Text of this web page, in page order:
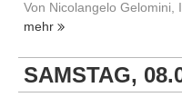
Von Nicolangelo Gelomini,
mehr
SAMSTAG,